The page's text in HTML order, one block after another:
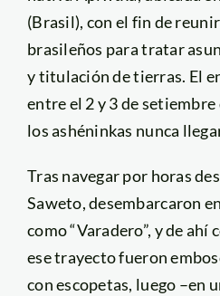
(Brasil), con el fin de
brasileños para tratar
y titulación de tierras. El
entre el 2 y 3 de
los ashéninkas nunca
Tras navegar por horas
Saweto, desembarcaron
como “Varadero”, y de ahí
ese trayecto fueron
con escopetas, luego –en